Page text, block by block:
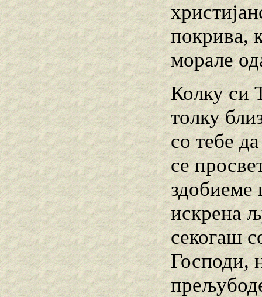
покрива,
морале
Колку си
толку
со тебе
се
здобиеме
искрена
секогаш
Господи,